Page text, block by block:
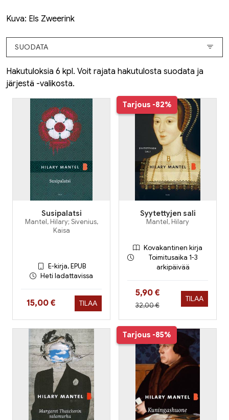
Kuva: Els Zweerink
SUODATA
Hakutuloksia 6 kpl. Voit rajata hakutulosta suodata ja
järjestä -valikosta.
Susipalatsi
Mantel, Hilary; Sivenius,
Kaisa
E-kirja, EPUB
Heti ladattavissa
Hinta nyt
15,00 € TILAA
Tarjous -82%
Syytettyjen sali
Mantel, Hilary
Kovakantinen kirja
Toimitusaika 1-3
arkipäivää
Hinta nyt
5,90 €
Hinta aiemmin
32,00 €
TILAA
Tarjous -85%